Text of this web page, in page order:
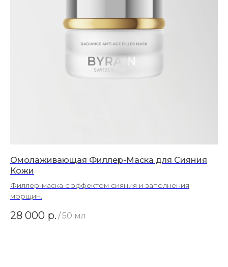
Омолаживающая Филлер-Маска для Сияния
Кожи
Филлер-маска с эффектом сияния и заполнения
морщин.
28 000 р. /50 мл